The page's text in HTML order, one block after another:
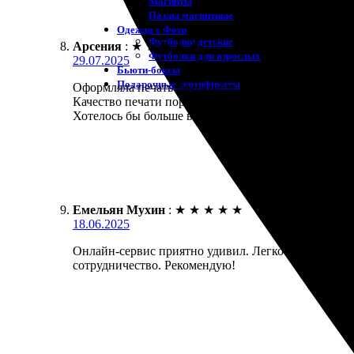
Пазлы магнитные
Одежда с Фото
Футболки детские
Футболки для взрослых
Бьюти-боксы
Подарочные сертификаты
Арсения : ★ ★ ★ ★ ★
29.07.2025
Оформляла печать фотокниги. Процесс заказа
Качество печати порадовало, страницы выглядят
Хотелось бы больше вариантов форматов и
Емельян Мухин : ★ ★ ★ ★ ★
18.06.2025
Онлайн-сервис приятно удивил. Легко загрузил
сотрудничество. Рекомендую!